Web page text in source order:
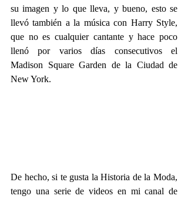
su imagen y lo que lleva, y bueno, esto se
llevó también a la música con Harry Style,
que no es cualquier cantante y hace poco
llenó por varios días consecutivos el
Madison Square Garden de la Ciudad de
New York.
De hecho, si te gusta la Historia de la Moda,
tengo una serie de videos en mi canal de